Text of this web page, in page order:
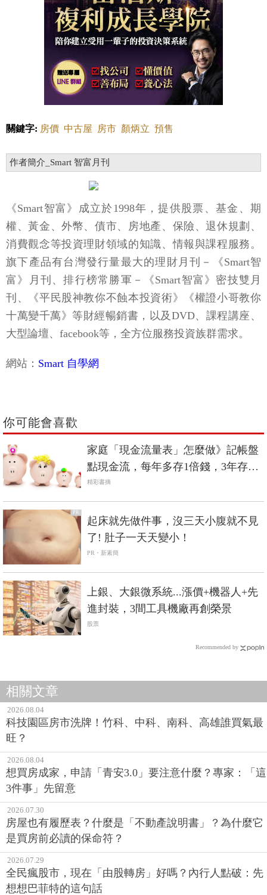
關鍵字: 房價 中古屋 房市 顏炳立 預售
作者簡介_Smart 智富月刊
《Smart智富》成立於1998年，提供股票、基金、期
權、黃金、外幣、債市、房地產、保險、退休規劃、
消費觀念等投資理財領域的知識、情報與課程服務。
旗下產品有台灣發行量最大的理財月刊－《Smart智
富》月刊、排行榜常勝軍－《Smart智富》密技雙月
刊、《平民股神教你不蝕本投資術》《權證小哥教你
十萬變千萬》等財經暢銷書，以及DVD、課程講座、
大型論壇、facebook等，全方位服務投資族群需求。
網站： Smart 自學網
你可能會喜歡
家庭「現金流量表」怎麼做》記帳盤
點現金流，每年多存1倍錢，3年存下
150萬
精彩書摘
PR
起床就先做件事，沒三天小腹就不見
了! 肚子一天天變小！
PR・新素簡
上銀、大銀微系統...漲價+機器人+先
進封裝，3間工具機廠再創榮景
股票
Recommended by
相關文章
2026.08.04
科技園區房市洗牌！竹科、中科、南科、高雄誰買氣最
旺？
2026.08.04
想買房成家，申請「青安3.0」要注意什麼？專家：「這
3件事」先留意
2026.07.30
房屋也有履歷表？什麼是「不動產說明書」？為什麼它
是買房前必讀的保命符？
2026.07.29
全民瘋股市，現在「由股轉房」好嗎？內行人點破：先
想想巴菲特的這句話